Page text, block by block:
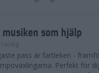
som hjälp
pass är fartleken -
Perfekt för